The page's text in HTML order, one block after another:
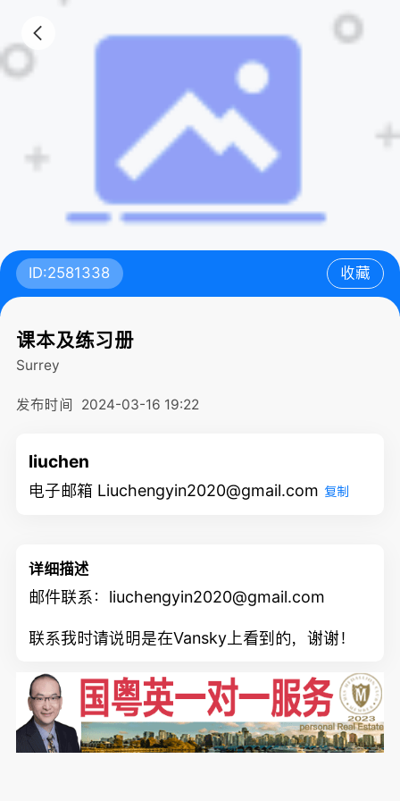
ID:2581338 收藏
课本及练习册
Surrey
发布时间 2024-03-16 19:22
liuchen
电子邮箱 Liuchengyin2020@gmail.com 复制
详细描述
邮件联系：liuchengyin2020@gmail.com
联系我时请说明是在Vansky上看到的，谢谢！